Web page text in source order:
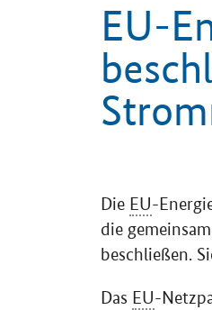
EU-
Die EU-
die
beschließen.
Das EU-